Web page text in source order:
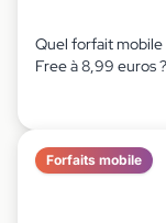
Quel forfait mobile
Free à 8,99 euros ?
Forfaits mobile